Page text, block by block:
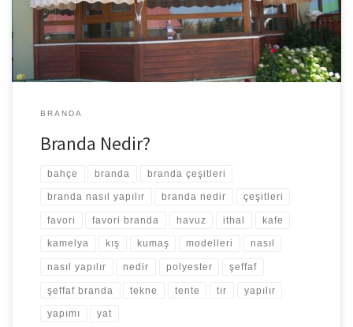
tente kelimesiyle aynı anlama geldiğini düşündüğümüz brandanın
ne […]
BRANDA
Branda Nedir?
bahçe branda branda çeşitleri
branda nasıl yapılır branda nedir çeşitleri
favori favori branda havuz ithal kafe
kamelya kış kumaş modelleri nasıl
nasıl yapılır nedir polyester şeffaf
şeffaf branda tekne tente tır yapılır
yapımı yat